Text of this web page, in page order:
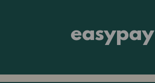
easypay